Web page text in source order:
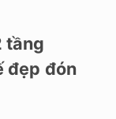
tầng
đẹp đón